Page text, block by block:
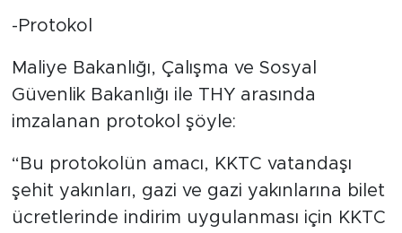
-Protokol
Maliye Bakanlığı, Çalışma ve Sosyal
Güvenlik Bakanlığı ile THY arasında
imzalanan protokol şöyle:
“Bu protokolün amacı, KKTC vatandaşı
şehit yakınları, gazi ve gazi yakınlarına bilet
ücretlerinde indirim uygulanması için KKTC